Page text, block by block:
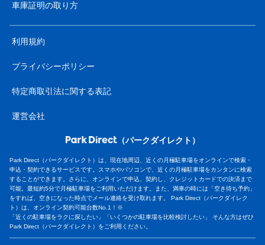
車庫証明の取り方
利用規約
プライバシーポリシー
特定商取引法に関する表記
運営会社
（パークダイレクト）
Park Direct（パークダイレクト）は、現在地周辺、近くの月極駐車場をオンラインで検索・
申込・契約できるサービスです。スマホやパソコンで、近くの月極駐車場をカンタンに検索
することができます。さらに、オンラインで申込、契約し、クレジットカードでの決済まで
可能。最短約5分で月極駐車場をご利用いただけます。また、満車の時には「空き待ち予約」
をすれば、空きになった時点でメール連絡を受け取れます。 Park Direct（パークダイレク
ト）は、オンライン契約可能台数No.1！※
「近くの駐車場をラクに探したい」「いくつかの駐車場を比較検討したい」 そんな方はぜひ
Park Direct（パークダイレクト）をご利用ください。